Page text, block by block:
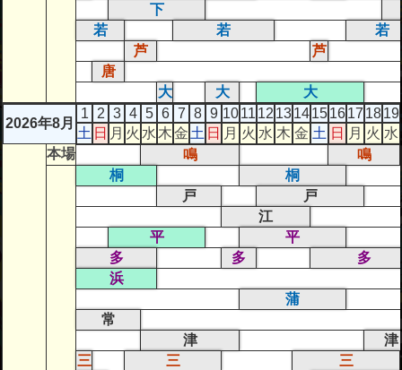
下
若
若
若
芦
芦
唐
大
大
大
2026年8月
1 2 3 4 5 6 7 8 9 1011 12 1314151617 1819
土 日 月 火 水 木金 土 日 月 火 水 木 金 土 日 月 火 水
本場 鳴 鳴
桐
桐
戸
戸
江
平
平
多
多
多
浜
蒲
常
津
津
三
三
三